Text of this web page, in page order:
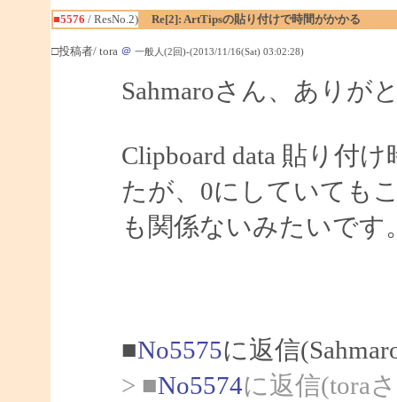
■5576 / ResNo.2) Re[2]: ArtTipsの貼り付けで時間がかかる
□投稿者/ tora ＠ 一般人(2回)-(2013/11/16(Sat) 03:02:28)
Sahmaroさん、ありが
Clipboard data 貼り付
たが、0にしていても
も関係ないみたいです
■No5575に返信
> ■No5574に返信(tora